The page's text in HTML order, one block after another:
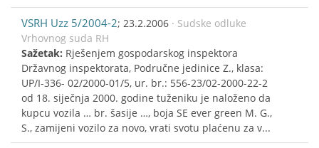
VSRH Uzz 5/2004-2; 23.2.2006 · Sudske odluke
Vrhovnog suda RH
Sažetak: Rješenjem gospodarskog inspektora
Državnog inspektorata, Područne jedinice Z., klasa:
UP/I-336- 02/2000-01/5, ur. br.: 556-23/02-2000-22-2
od 18. siječnja 2000. godine tuženiku je naloženo da
kupcu vozila … br. šasije …, boja SE ever green M. G.,
S., zamijeni vozilo za novo, vrati svotu plaćenu za v...